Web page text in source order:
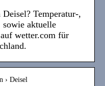
Temperatur-,
sowie aktuelle
wetter.com für
› Deisel